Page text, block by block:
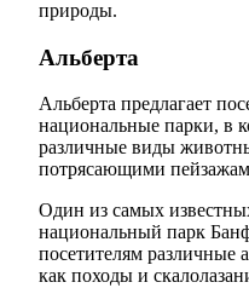
природы.
Альберта
Альберта предлагает
национальные парки, в
различные виды
потрясающими
Один из самых
национальный парк
посетителям различные
как походы и